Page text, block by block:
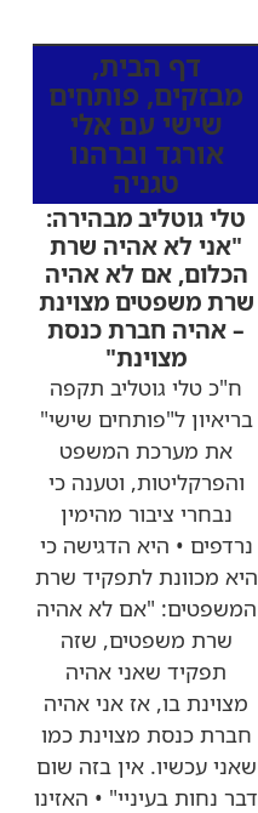
דף הבית,
מבזקים, פותחים
שישי עם אלי
אורגד וברהנו
טגניה
טלי גוטליב מבהירה:
"אני לא אהיה שרת
הכלום, אם לא אהיה
שרת משפטים מצוינת
– אהיה חברת כנסת
מצוינת"
ח"כ טלי גוטליב תקפה
בריאיון ל"פותחים שישי"
את מערכת המשפט
והפרקליטות, וטענה כי
נבחרי ציבור מהימין
נרדפים • היא הדגישה כי
היא מכוונת לתפקיד שרת
המשפטים: "אם לא אהיה
שרת משפטים, שזה
תפקיד שאני אהיה
מצוינת בו, אז אני אהיה
חברת כנסת מצוינת כמו
שאני עכשיו. אין בזה שום
דבר נחות בעיניי" • האזינו